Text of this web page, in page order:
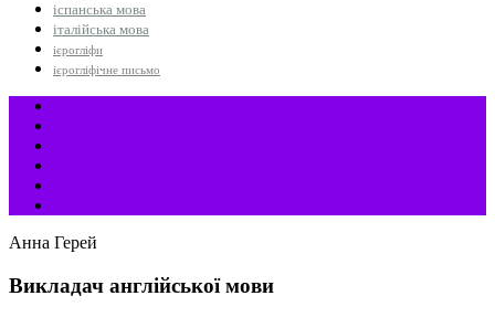
іспанська мова
італійська мова
ієрогліфи
ієрогліфічне письмо
Анна Герей
Викладач англійської мови